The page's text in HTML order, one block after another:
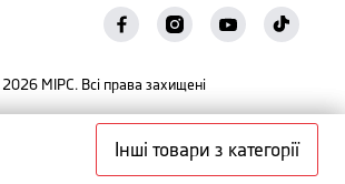
про наявність
Інші товари з категорії
2026 МІРС. Всі права захищені